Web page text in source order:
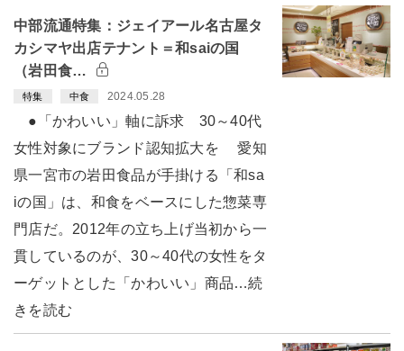
中部流通特集：ジェイアール名古屋タ
カシマヤ出店テナント＝和saiの国
（岩田食…
特集 中食 2024.05.28
●「かわいい」軸に訴求 30～40代
女性対象にブランド認知拡大を 愛知
県一宮市の岩田食品が手掛ける「和sa
iの国」は、和食をベースにした惣菜専
門店だ。2012年の立ち上げ当初から一
貫しているのが、30～40代の女性をタ
ーゲットとした「かわいい」商品…続
きを読む